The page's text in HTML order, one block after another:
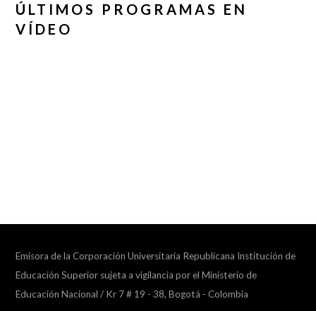
ÚLTIMOS PROGRAMAS EN
VÍDEO
Emisora de la Corporación Universitaria Republicana Institución de
Educación Superior sujeta a vigilancia por el Ministerio de
Educación Nacional / Kr 7 # 19 - 38, Bogotá - Colombia